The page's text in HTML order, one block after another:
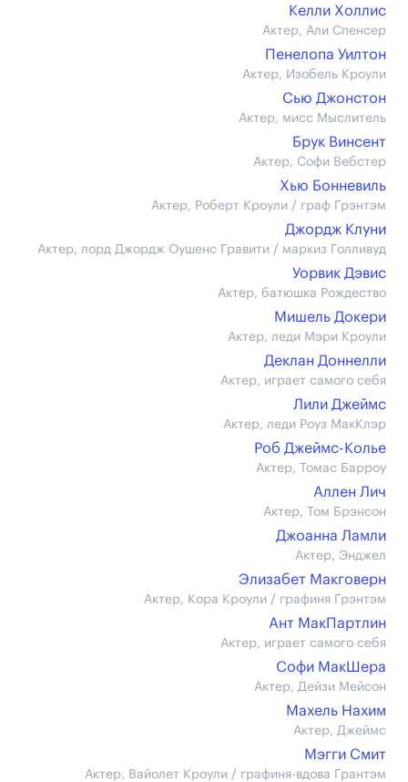
Келли Холлис
Актер, Али Спенсер
Пенелопа Уилтон
Актер, Изобель Кроули
Сью Джонстон
Актер, мисс Мыслитель
Брук Винсент
Актер, Софи Вебстер
Хью Бонневиль
Актер, Роберт Кроули / граф Грэнтэм
Джордж Клуни
Актер, лорд Джордж Оушенс Гравити / маркиз Голливуд
Уорвик Дэвис
Актер, батюшка Рождество
Мишель Докери
Актер, леди Мэри Кроули
Деклан Доннелли
Актер, играет самого себя
Лили Джеймс
Актер, леди Роуз МакКлэр
Роб Джеймс-Колье
Актер, Томас Барроу
Аллен Лич
Актер, Том Брэнсон
Джоанна Ламли
Актер, Энджел
Элизабет Макговерн
Актер, Кора Кроули / графиня Грэнтэм
Ант МакПартлин
Актер, играет самого себя
Софи МакШера
Актер, Дейзи Мейсон
Махель Нахим
Актер, Джеймс
Мэгги Смит
Актер, Вайолет Кроули / графиня-вдова Грантэм